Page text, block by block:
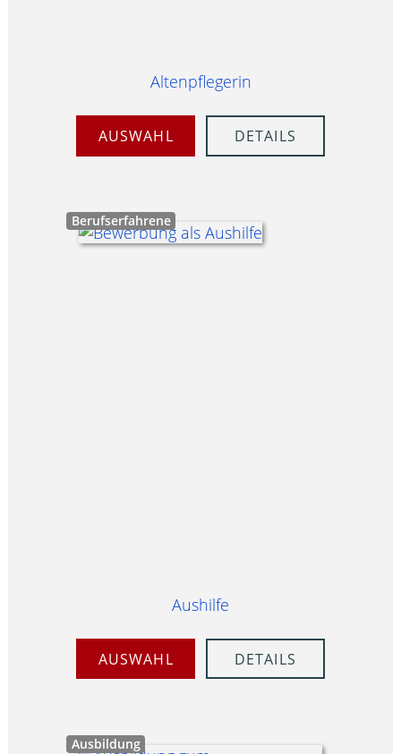
Altenpflegerin
AUSWAHL DETAILS
Berufserfahrene
Aushilfe
AUSWAHL DETAILS
Ausbildung